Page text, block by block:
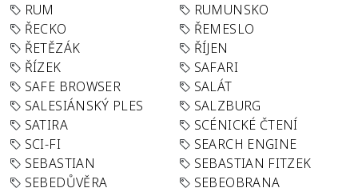
RUM
RUMUNSKO
ŘECKO
ŘEMESLO
ŘETĚZÁK
ŘÍJEN
ŘÍZEK
SAFARI
SAFE BROWSER
SALÁT
SALESIÁNSKÝ PLES
SALZBURG
SATIRA
SCÉNICKÉ ČTENÍ
SCI-FI
SEARCH ENGINE
SEBASTIAN
SEBASTIAN FITZEK
SEBEDŮVĚRA
SEBEOBRANA